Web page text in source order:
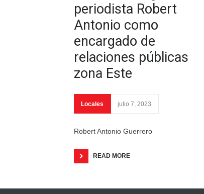
periodista Robert
Antonio como
encargado de
relaciones públicas
zona Este
Locales julio 7, 2023
Robert Antonio Guerrero
READ MORE